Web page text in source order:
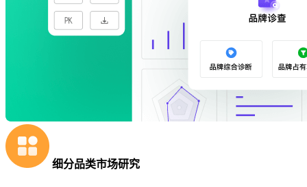
细分品类市场研究